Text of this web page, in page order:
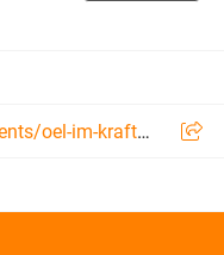
https://events.vgbe.energy/events/oel-im-kraftwerk/10130/QMWU6%20